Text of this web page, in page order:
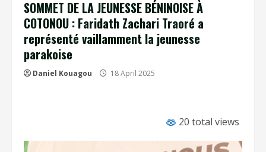
SOMMET DE LA JEUNESSE BÉNINOISE À
COTONOU : Faridath Zachari Traoré a
représenté vaillamment la jeunesse
parakoise
Daniel Kouagou 18 April 2025
20 total views